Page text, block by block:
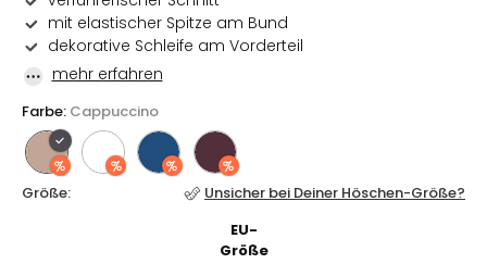
mit elastischer Spitze am Bund
dekorative Schleife am Vorderteil
mehr erfahren
Farbe: Cappuccino
Größe: Unsicher bei Deiner Höschen-Größe?
Größe / XS-3XL / SugarShape-
EU-
Größe